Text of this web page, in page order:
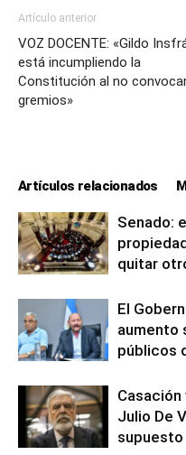
Artículo anterior
VOZ DOCENTE: «Gildo
está incumpliendo la
Constitución al no
gremios»
Artículos relacionados
Senado:
quitar
El
aumento
públicos
Julio De